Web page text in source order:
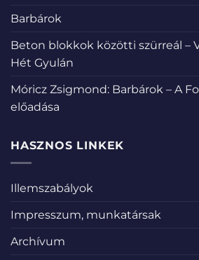
Barbárok
Beton blokkok közötti szürreál –
Hét Gyulán
Móricz Zsigmond: Barbárok – A
előadása
HASZNOS LINKEK
Illemszabályok
Impresszum, munkatársak
Archívum